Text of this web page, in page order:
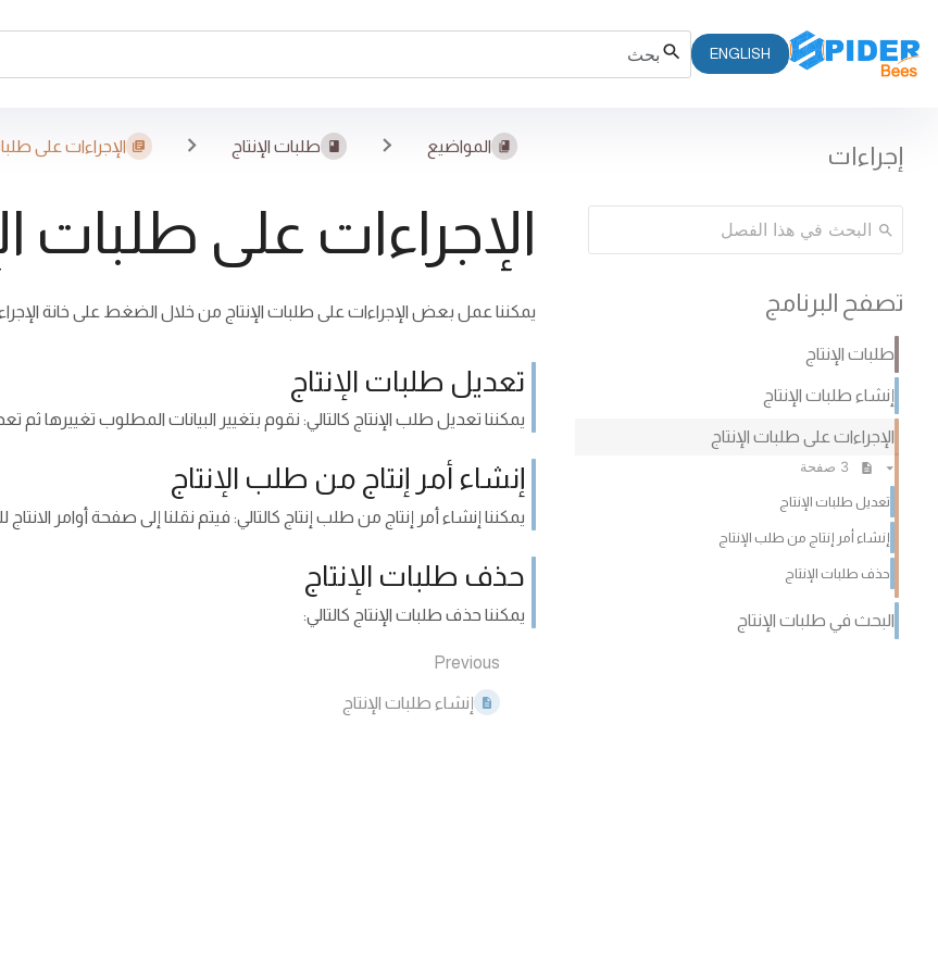
ENGLISH
تصفح البرنامج
طلبات الإنتاج
إنشاء طلبات الإنتاج
الإجراءات على طلبات الإنتاج
3 صفحة
تعديل طلبات الإنتاج
إنشاء أمر إنتاج من طلب الإنتاج
حذف طلبات الإنتاج
البحث في طلبات الإنتاج
المواضيع طلبات الإنتاج الإجراءات على
الإجراءات على طلبات
يمكننا عمل بعض الإجراءات على طلبات الإنتاج من خلال الضغط على خانة
تعديل طلبات الإنتاج
يمكننا تعديل طلب الإنتاج كالتالي: نقوم بتغيير البيانات المطلوب تغييرها ثم
إنشاء أمر إنتاج من طلب الإنتاج
يمكننا إنشاء أمر إنتاج من طلب إنتاج كالتالي: فيتم نقلنا إلى صفحة أوامر
حذف طلبات الإنتاج
يمكننا حذف طلبات الإنتاج كالتالي:
Previous
إنشاء طلبات الإنتاج
إجراءات